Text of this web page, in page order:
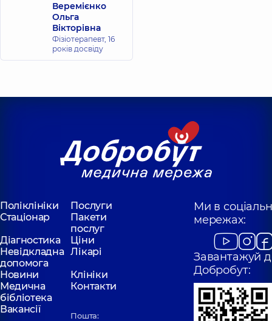
Веремієнко
Ольга
Вікторівна
Фізіотерапевт, 16
років досвіду
Поліклініки
Послуги
Стаціонар
Пакети
послуг
Діагностика
Ціни
Невідкладна
допомога
Лікарі
Новини
Клініки
Медична
бібліотека
Контакти
Вакансії
Пошта:
Ми в
мережах:
Завантажуй
Добробут: